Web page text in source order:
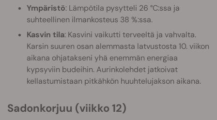
Ympäristö: Lämpötila pysytteli 26 °C:ssa ja
suhteellinen ilmankosteus 38 %:ssa.
Kasvin tila: Kasvini vaikutti terveeltä ja vahvalta.
Karsin suuren osan alemmasta latvustosta 10. viikon
aikana ohjatakseni yhä enemmän energiaa
kypsyviin budeihin. Aurinkolehdet jatkoivat
kellastumistaan pitkähkön huuhtelujakson aikana.
Sadonkorjuu (viikko 12)